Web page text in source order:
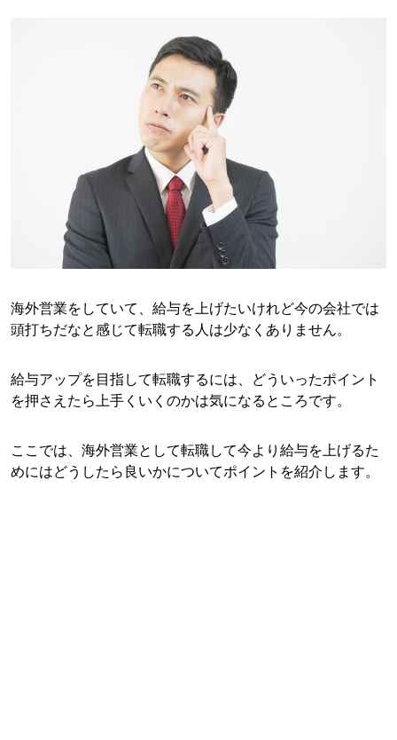
海外営業をしていて、給与を上げたいけれど今の会社では
頭打ちだなと感じて転職する人は少なくありません。
給与アップを目指して転職するには、どういったポイント
を押さえたら上手くいくのかは気になるところです。
ここでは、海外営業として転職して今より給与を上げるた
めにはどうしたら良いかについてポイントを紹介します。